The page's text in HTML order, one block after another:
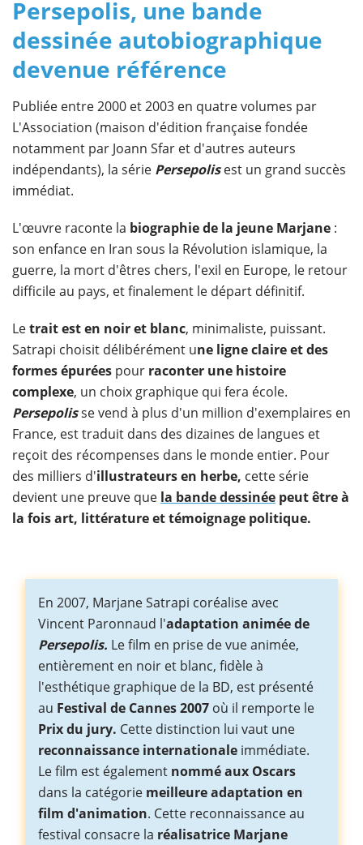
​Persepolis, une bande
dessinée autobiographique
devenue référence
Publiée entre 2000 et 2003 en quatre volumes par
L'Association (maison d'édition française fondée
notamment par Joann Sfar et d'autres auteurs
indépendants), la série Persepolisest un grand succès
immédiat.
L'œuvre raconte la biographie de la jeune Marjane :
son enfance en Iran sous la Révolution islamique, la
guerre, la mort d'êtres chers, l'exil en Europe, le retour
difficile au pays, et finalement le départ définitif.
Letrait est en noir et blanc, minimaliste, puissant.
Satrapi choisit délibérément une ligne claire et des
formes épurées pour raconter une histoire
complexe, un choix graphique qui fera école.
Persepolisse vend à plus d'un million d'exemplaires en
France, est traduit dans des dizaines de langues et
reçoit des récompenses dans le monde entier. Pour
des milliers d'illustrateurs en herbe, cette série
devient une preuve que la bande dessinée peut être à
la fois art, littérature et témoignage politique.
En 2007, Marjane Satrapi coréalise avec
Vincent Paronnaud l'adaptation animée de
Persepolis. Le film en prise de vue animée,
entièrement en noir et blanc, fidèle à
l'esthétique graphique de la BD, est présenté
au Festival de Cannes 2007 où il remporte le
Prix du jury. Cette distinction lui vaut une
reconnaissance internationale immédiate.
Le film est également nommé aux Oscars
dans la catégorie meilleure adaptation en
film d'animation. Cette reconnaissance au
festival consacre la réalisatrice Marjane